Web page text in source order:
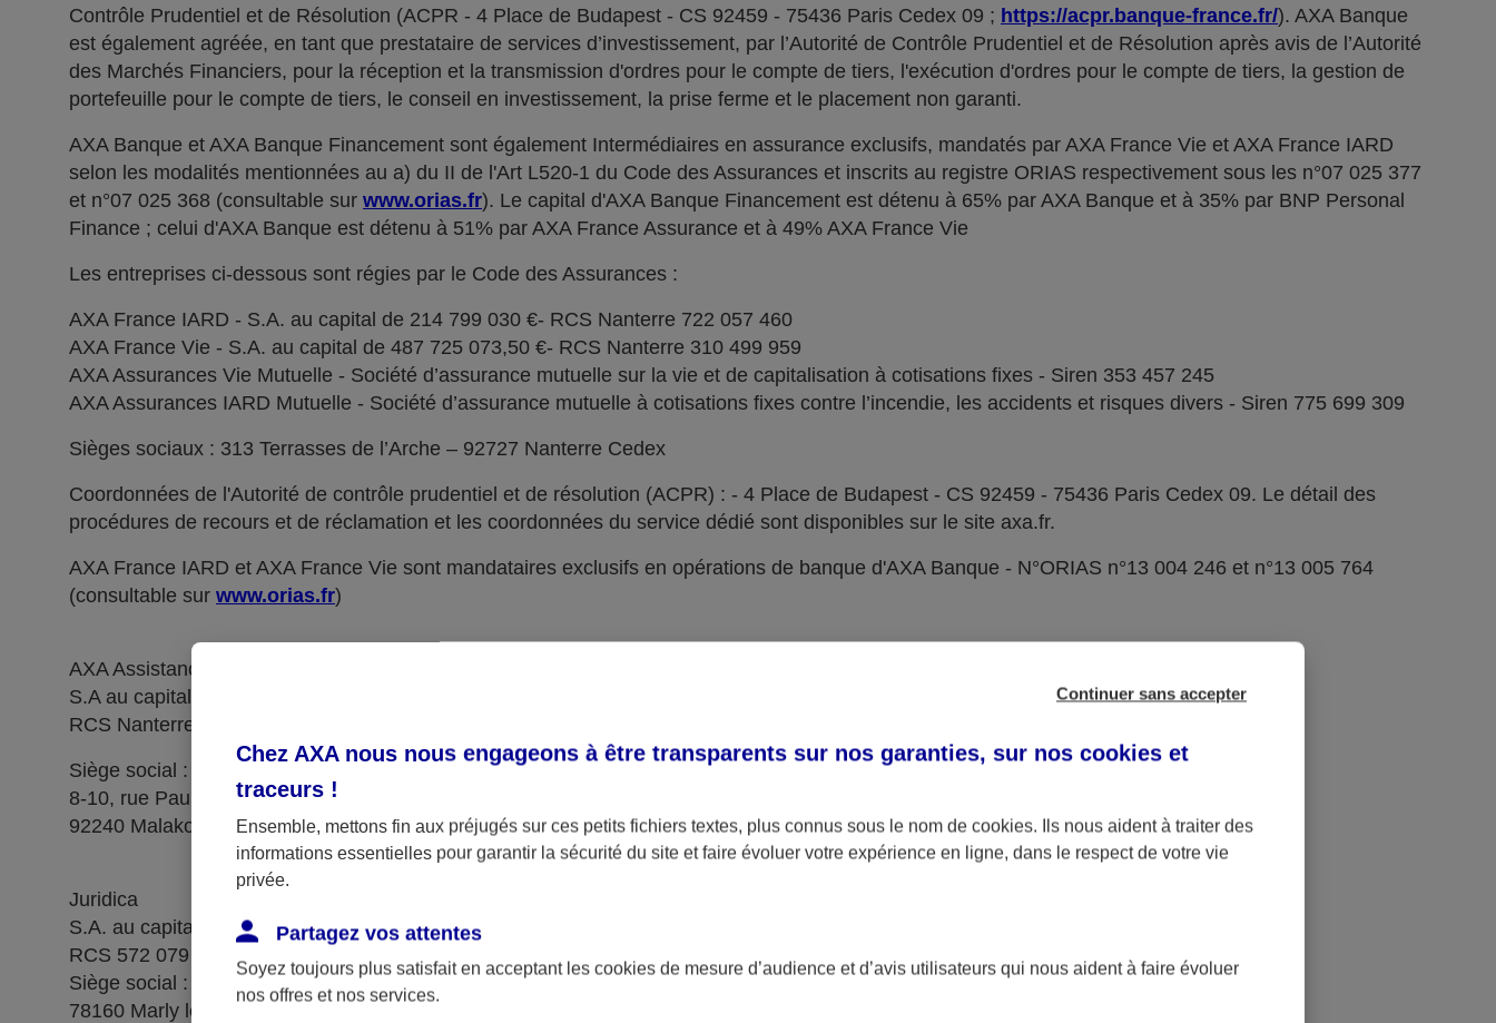
Contrôle Prudentiel et de Résolution (ACPR - 4 Place de Budapest - CS 92459 - 75436 Paris Cedex 09 ; https://acpr.banque-france.fr/). AXA Banque
est également agréée, en tant que prestataire de services d’investissement, par l’Autorité de Contrôle Prudentiel et de Résolution après avis de l’Autorité
des Marchés Financiers, pour la réception et la transmission d'ordres pour le compte de tiers, l'exécution d'ordres pour le compte de tiers, la gestion de
portefeuille pour le compte de tiers, le conseil en investissement, la prise ferme et le placement non garanti.
AXA Banque et AXA Banque Financement sont également Intermédiaires en assurance exclusifs, mandatés par AXA France Vie et AXA France IARD
selon les modalités mentionnées au a) du II de l'Art L520-1 du Code des Assurances et inscrits au registre ORIAS respectivement sous les n°07 025 377
et n°07 025 368 (consultable sur www.orias.fr). Le capital d'AXA Banque Financement est détenu à 65% par AXA Banque et à 35% par BNP Personal
Finance ; celui d'AXA Banque est détenu à 51% par AXA France Assurance et à 49% AXA France Vie
Les entreprises ci-dessous sont régies par le Code des Assurances :
AXA France IARD - S.A. au capital de 214 799 030 €- RCS Nanterre 722 057 460
AXA France Vie - S.A. au capital de 487 725 073,50 €- RCS Nanterre 310 499 959
AXA Assurances Vie Mutuelle - Société d’assurance mutuelle sur la vie et de capitalisation à cotisations fixes - Siren 353 457 245
AXA Assurances IARD Mutuelle - Société d’assurance mutuelle à cotisations fixes contre l’incendie, les accidents et risques divers - Siren 775 699 309
Sièges sociaux : 313 Terrasses de l’Arche – 92727 Nanterre Cedex
Coordonnées de l'Autorité de contrôle prudentiel et de résolution (ACPR) : - 4 Place de Budapest - CS 92459 - 75436 Paris Cedex 09. Le détail des
procédures de recours et de réclamation et les coordonnées du service dédié sont disponibles sur le site axa.fr.
AXA France IARD et AXA France Vie sont mandataires exclusifs en opérations de banque d'AXA Banque - N°ORIAS n°13 004 246 et n°13 005 764
(consultable sur www.orias.fr)
AXA Assistance France Assurances,
S.A au capital de 51 429 430,40 €,
RCS Nanterre 415 392 724
Siège social :
8-10, rue Paul Vaillant Couturier
92240 Malakoff
Juridica
S.A. au capital de 14 627 854,68 €
RCS 572 079 150 Versailles
Siège social : 1, place Victorien Sardou
78160 Marly le Roi
Continuer sans accepter
Chez AXA nous nous engageons à être transparents sur nos garanties, sur nos cookies et
traceurs !
Ensemble, mettons fin aux préjugés sur ces petits fichiers textes, plus connus sous le nom de cookies. Ils nous aident à traiter des
informations essentielles pour garantir la sécurité du site et faire évoluer votre expérience en ligne, dans le respect de votre vie
privée.
Partagez vos attentes
Soyez toujours plus satisfait en acceptant les cookies de mesure d’audience et d’avis utilisateurs qui nous aident à faire évoluer
nos offres et nos services.